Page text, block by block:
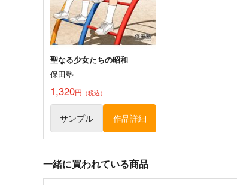
サンプル カート
聖なる少女たちの昭和
保田塾
1,320円 （税込）
サンプル 作品詳細
一緒に買われている商品